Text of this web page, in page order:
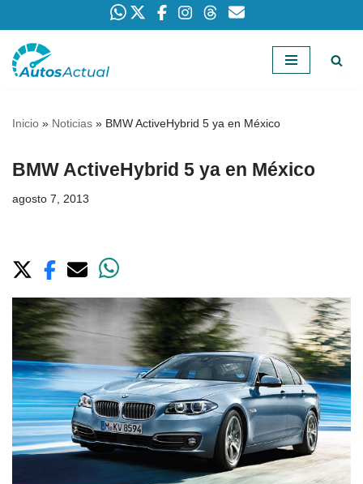
Saltar
Inicio » Noticias » BMW ActiveHybrid 5 ya en México
BMW ActiveHybrid 5 ya en México
agosto 7, 2013